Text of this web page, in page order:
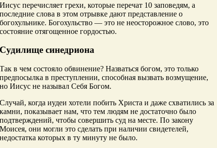
Иисус перечисляет грехи, которые перечат 10 заповедям, а
последние слова в этом отрывке дают представление о
богохульнике. Богохульство — это не неосторожное слово, это
состояние отягощенное гордостью.
Судилище синедриона
Так в чем состояло обвинение? Назваться богом, это только
предпосылка в преступлении, способная вызвать возмущение,
но Иисус не называл Себя Богом.
Случай, когда иудеи хотели побить Христа и даже схватились за
камни, показывает нам, что тем людям не достаточно было
подтверждений, чтобы совершить суд на месте. По закону
Моисея, они могли это сделать при наличии свидетелей,
недостатка которых в ту минуту не было.